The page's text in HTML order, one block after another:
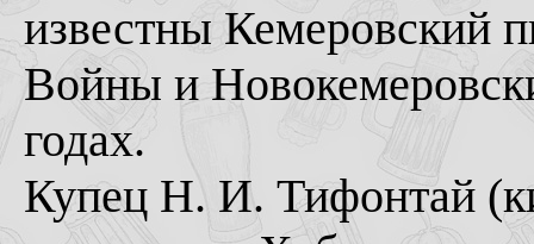
известны Кемеровский
Войны и
годах.
Купец Н. И. Тифонтай